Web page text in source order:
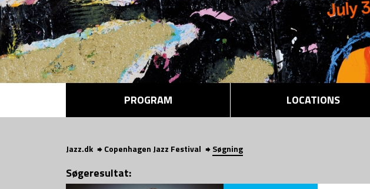
PROGRAM LOCATIONS
Jazz.dk Copenhagen Jazz Festival Søgning
Søgeresultat: